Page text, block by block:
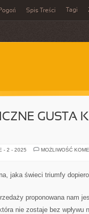
Pogoń Spis Treści Tagi
GUSTA
- 2 - 2025 MOŻLIWOŚĆ
jaka świeci triumfy
proponowana nam
nie zostaje bez wpływu